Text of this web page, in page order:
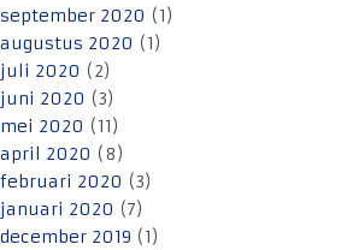
september 2020 (1)
augustus 2020 (1)
juli 2020 (2)
juni 2020 (3)
mei 2020 (11)
april 2020 (8)
februari 2020 (3)
januari 2020 (7)
december 2019 (1)